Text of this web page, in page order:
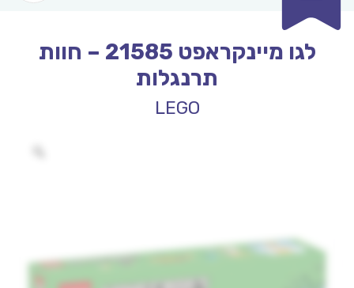
לגו מיינקראפט 21585 – חוות
תרנגלות
LEGO